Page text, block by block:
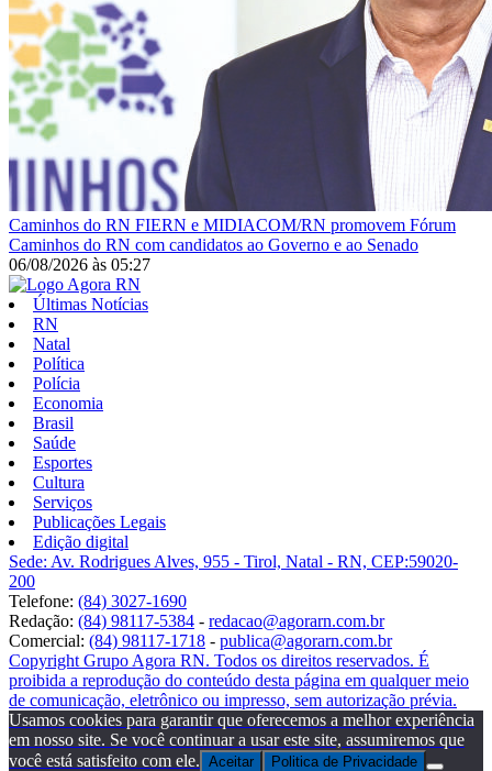
Caminhos do RN FIERN e MIDIACOM/RN promovem Fórum
Caminhos do RN com candidatos ao Governo e ao Senado
06/08/2026 às 05:27
Últimas Notícias
RN
Natal
Política
Polícia
Economia
Brasil
Saúde
Esportes
Cultura
Serviços
Publicações Legais
Edição digital
Sede: Av. Rodrigues Alves, 955 - Tirol, Natal - RN, CEP:59020-
200
Telefone: (84) 3027-1690
Redação: (84) 98117-5384 - redacao@agorarn.com.br
Comercial: (84) 98117-1718 - publica@agorarn.com.br
Copyright Grupo Agora RN. Todos os direitos reservados. É
proibida a reprodução do conteúdo desta página em qualquer meio
de comunicação, eletrônico ou impresso, sem autorização prévia.
Usamos cookies para garantir que oferecemos a melhor experiência
em nosso site. Se você continuar a usar este site, assumiremos que
você está satisfeito com ele. Aceitar Politica de Privacidade